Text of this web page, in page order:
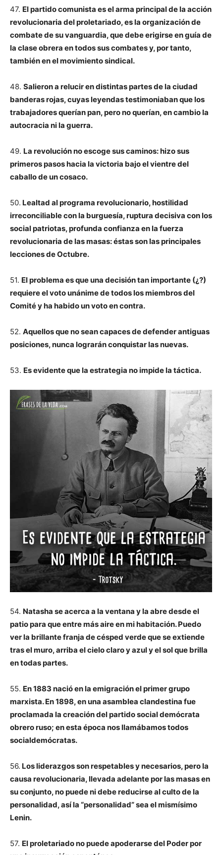
47. El partido comunista es el arma principal de la acción
revolucionaria del proletariado, es la organización de
combate de su vanguardia, que debe erigirse en guía de
la clase obrera en todos sus combates y, por tanto,
también en el movimiento sindical.
48. Salieron a relucir en distintas partes de la ciudad
banderas rojas, cuyas leyendas testimoniaban que los
trabajadores querían pan, pero no querían, en cambio la
autocracia ni la guerra.
49. La revolución no escoge sus caminos: hizo sus
primeros pasos hacia la victoria bajo el vientre del
caballo de un cosaco.
50. Lealtad al programa revolucionario, hostilidad
irreconciliable con la burguesía, ruptura decisiva con los
social patriotas, profunda confianza en la fuerza
revolucionaria de las masas: éstas son las principales
lecciones de Octubre.
51. El problema es que una decisión tan importante (¿?)
requiere el voto unánime de todos los miembros del
Comité y ha habido un voto en contra.
52. Aquellos que no sean capaces de defender antiguas
posiciones, nunca lograrán conquistar las nuevas.
53. Es evidente que la estrategia no impide la táctica.
54. Natasha se acerca a la ventana y la abre desde el
patio para que entre más aire en mi habitación. Puedo
ver la brillante franja de césped verde que se extiende
tras el muro, arriba el cielo claro y azul y el sol que brilla
en todas partes.
55. En 1883 nació en la emigración el primer grupo
marxista. En 1898, en una asamblea clandestina fue
proclamada la creación del partido social demócrata
obrero ruso; en esta época nos llamábamos todos
socialdemócratas.
56. Los liderazgos son respetables y necesarios, pero la
causa revolucionaria, llevada adelante por las masas en
su conjunto, no puede ni debe reducirse al culto de la
personalidad, así la “personalidad” sea el mismísimo
Lenin.
57. El proletariado no puede apoderarse del Poder por